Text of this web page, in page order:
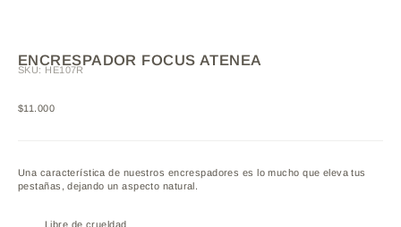
ENCRESPADOR FOCUS ATENEA
SKU: HE107R
Precio de oferta
$11.000
Una característica de nuestros encrespadores es lo mucho que eleva tus
pestañas, dejando un aspecto natural.
Libre de crueldad